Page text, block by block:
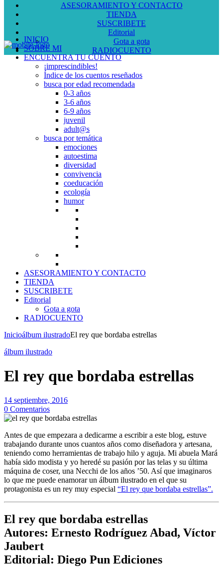
ASESORAMIENTO Y CONTACTO
TIENDA
SUSCRIBETE
Editorial
Gota a gota
RADIOCUENTO
INICIO
SOBRE MI
ENCUENTRA TU CUENTO
¡imprescindibles!
Índice de los cuentos reseñados
busca por edad recomendada
0-3 años
3-6 años
6-9 años
juvenil
adult@s
busca por temática
emociones
autoestima
diversidad
convivencia
coeducación
ecología
humor
ASESORAMIENTO Y CONTACTO
TIENDA
SUSCRIBETE
Editorial
Gota a gota
RADIOCUENTO
Inicioálbum ilustradoEl rey que bordaba estrellas
álbum ilustrado
El rey que bordaba estrellas
14 septiembre, 2016
0 Comentarios
Antes de que empezara a dedicarme a escribir a este blog, estuve
trabajando durante unos cuantos años como diseñadora y artesana,
teniendo como herramientas de trabajo hilo y aguja. Mi abuela Mará
había sido modista y yo heredé su pasión por las telas y su última
máquina de coser, una Necchi de los años ’50. Así que imaginaros
lo que me puede enamorar un álbum ilustrado en el que su
protagonista es un rey muy especial “El rey que bordaba estrellas”.
El rey que bordaba estrellas
Autores: Ernesto Rodríguez Abad, Víctor
Jaubert
Editorial: Diego Pun Ediciones